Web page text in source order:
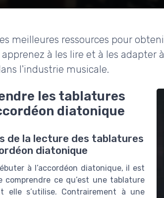
meilleures ressources pour
à les lire et à les adapter
l'industrie musicale.
les tablatures
diatonique
de la lecture des tablatures
diatonique
à l’accordéon diatonique, il est
comprendre ce qu’est une tablature
elle s’utilise. Contrairement à une